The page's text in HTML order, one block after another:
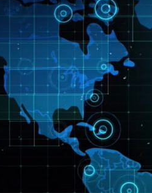
чиновника FCC о проверке сетевого
финансовые записи BBC
| Netflix
Lee & Wagner Moura in This Movie?
день» быстрее всех преодолеет
человек?? #ПоследнийДом